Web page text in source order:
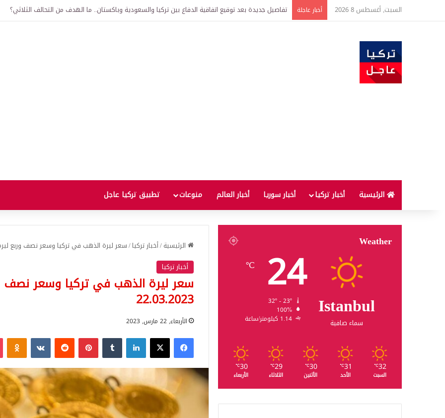
السبت, أغسطس 8 2026 أخبار عاجلة خبير اقتصادي يتوقع وصول غرام الذهب إلى 12 ألف ليرة.. متى يحدث ذلك؟
الرئيسية أخبار تركيا أخبار سوريا أخبار العالم منوعات تطبيق تركيا عاجل
الرئيسية/أخبار تركيا/سعر ليرة الذهب في تركيا وسعر نصف وربع ليرة الذهب
أخبار تركيا
سعر ليرة الذهب في تركيا وسعر نصف
22.03.2023
الأربعاء, 22 مارس, 2023
فيسبوك‫X لينكدإن بينتيريست
Weather
Istanbul
سماء صافية
24
℃
100%
1.14 كيلومتر/ساعة
32
℃
السبت
31
℃
الأحد
30
℃
الأثنين
29
℃
الثلاثاء
30
℃
الأربعاء